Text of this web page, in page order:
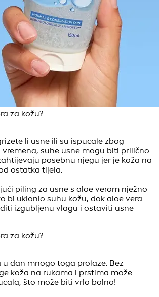
za kožu?
li usne ili su ispucale zbog
suhe usne mogu biti prilično
posebnu njegu jer je koža na
ostatka tijela.
piling za usne s aloe verom nježno
bi uklonio suhu kožu, dok aloe vera
izgubljenu vlagu i ostaviti usne
za kožu?
u dan mnogo toga prolaze. Bez
koža na rukama i prstima može
što može biti vrlo bolno!